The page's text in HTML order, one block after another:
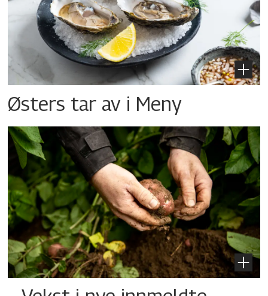
Østers tar av i Meny